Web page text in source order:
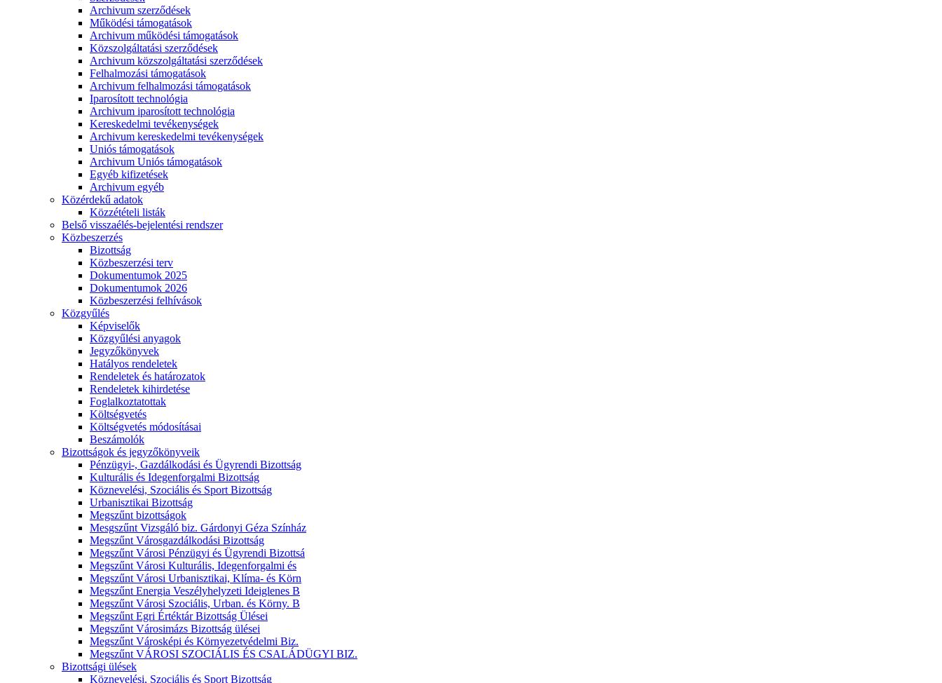
Archivum szerződések
Működési támogatások
Archivum működési támogatások
Közszolgáltatási szerződések
Archivum közszolgáltatási szerződések
Felhalmozási támogatások
Archivum felhalmozási támogatások
Iparosított technológia
Archivum iparosított technológia
Kereskedelmi tevékenységek
Archivum kereskedelmi tevékenységek
Uniós támogatások
Archivum Uniós támogatások
Egyéb kifizetések
Archivum egyéb
Közérdekű adatok
Közzétételi listák
Belső visszaélés-bejelentési rendszer
Közbeszerzés
Bizottság
Közbeszerzési terv
Dokumentumok 2025
Dokumentumok 2026
Közbeszerzési felhívások
Közgyűlés
Képviselők
Közgyűlési anyagok
Jegyzőkönyvek
Hatályos rendeletek
Rendeletek és határozatok
Rendeletek kihirdetése
Foglalkoztatottak
Költségvetés
Költségvetés módosításai
Beszámolók
Bizottságok és jegyzőkönyveik
Pénzügyi-, Gazdálkodási és Ügyrendi Bizottság
Kulturális és Idegenforgalmi Bizottság
Köznevelési, Szociális és Sport Bizottság
Urbanisztikai Bizottság
Megszűnt bizottságok
Mesgszűnt Vizsgáló biz. Gárdonyi Géza Színház
Megszűnt Városgazdálkodási Bizottság
Megszűnt Városi Pénzügyi és Ügyrendi Bizottsá
Megszűnt Városi Kulturális, Idegenforgalmi és
Megszűnt Városi Urbanisztikai, Klíma- és Körn
Megszűnt Energia Veszélyhelyzeti Ideiglenes B
Megszűnt Városi Szociális, Urban. és Körny. B
Megszűnt Egri Értéktár Bizottság Ülései
Megszűnt Városimázs Bizottság ülései
Megszűnt Városképi és Környezetvédelmi Biz.
Megszűnt VÁROSI SZOCIÁLIS ÉS CSALÁDÜGYI BIZ.
Bizottsági ülések
Köznevelési, Szociális és Sport Bizottság